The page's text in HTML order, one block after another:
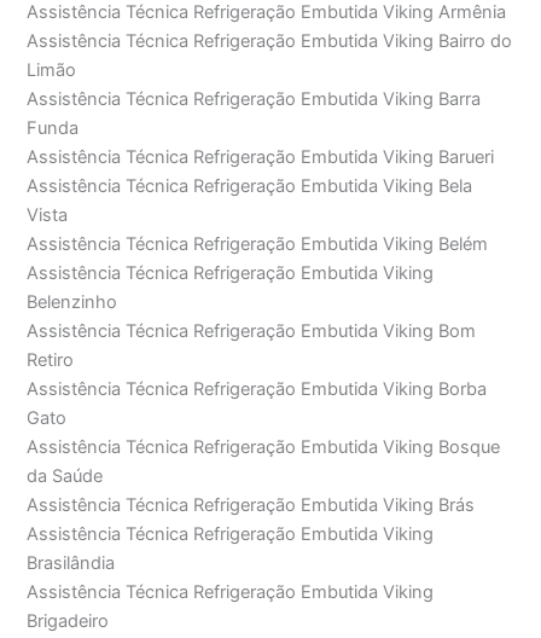
Assistência Técnica Refrigeração Embutida Viking Armênia
Assistência Técnica Refrigeração Embutida Viking Bairro do
Limão
Assistência Técnica Refrigeração Embutida Viking Barra
Funda
Assistência Técnica Refrigeração Embutida Viking Barueri
Assistência Técnica Refrigeração Embutida Viking Bela
Vista
Assistência Técnica Refrigeração Embutida Viking Belém
Assistência Técnica Refrigeração Embutida Viking
Belenzinho
Assistência Técnica Refrigeração Embutida Viking Bom
Retiro
Assistência Técnica Refrigeração Embutida Viking Borba
Gato
Assistência Técnica Refrigeração Embutida Viking Bosque
da Saúde
Assistência Técnica Refrigeração Embutida Viking Brás
Assistência Técnica Refrigeração Embutida Viking
Brasilândia
Assistência Técnica Refrigeração Embutida Viking
Brigadeiro